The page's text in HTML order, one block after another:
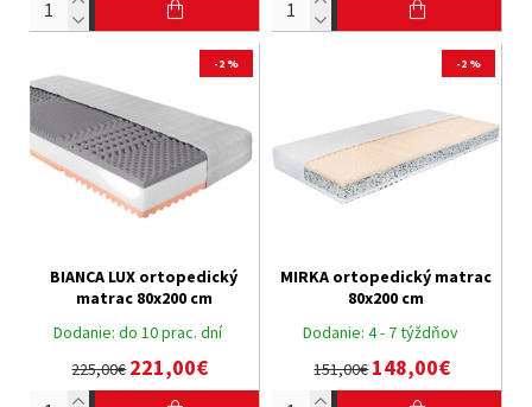
-2 %
Dodanie: do 10 prac. dní
BIANCA LUX ortopedický
matrac 80x200 cm
225,00€221,00€
-2 %
Dodanie: 4 - 7 týždňov
MIRKA ortopedický matrac
80x200 cm
151,00€148,00€